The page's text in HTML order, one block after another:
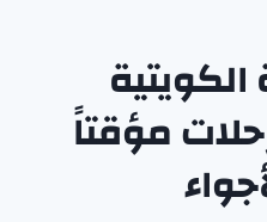
مؤقتاً